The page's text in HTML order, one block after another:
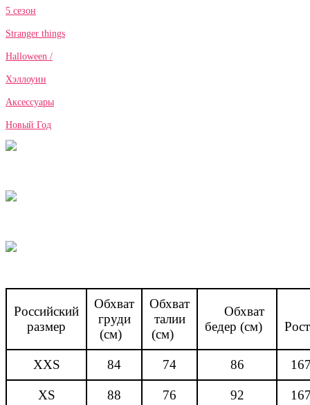
5 сезон
Stranger things
Halloween /
Хэллоуин
Аксессуары
Новый Год
Российский
размер
Обхват
груди
(см)
Обхват
талии
(см)
Обхват
бедер (см)
XXS 84 74 86
XS 88 76 92